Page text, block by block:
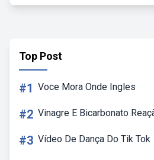
Top Post
#1 Voce Mora Onde Ingles
#2 Vinagre E Bicarbonato
#3 Vídeo De Dança Do Tik Tok